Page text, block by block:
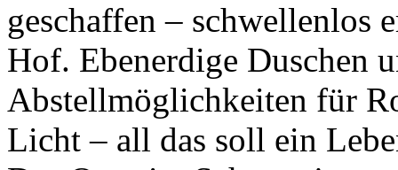
geschaffen – schwellenlos
Hof. Ebenerdige Duschen
Abstellmöglichkeiten für
Licht – all das soll ein